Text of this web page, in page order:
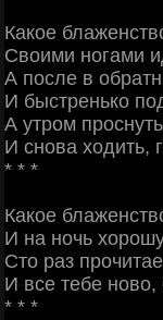
Какое
Своими ногами
А после в
И быстренько
А утром
И снова ходить,
* * *
Какое
И на ночь
Сто раз
И все тебе ново,
* * *